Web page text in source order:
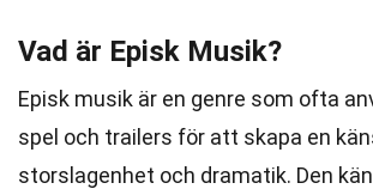
Vad är Episk Musik?
Episk musik är en genre som ofta
spel och trailers för att skapa en
storslagenhet och dramatik. Den